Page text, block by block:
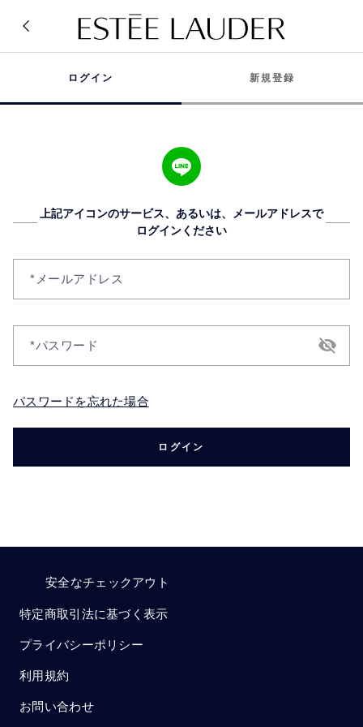
ログイン 新規登録
上記アイコンのサービス、あるいは、メールアドレスで
ログインください
メールアドレス
パスワード
パスワードを忘れた場合
ログイン
安全なチェックアウト
特定商取引法に基づく表示
プライバシーポリシー
利用規約
お問い合わせ